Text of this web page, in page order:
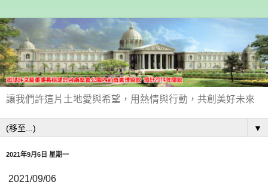
讓我們許這片土地愛與希望，用熱情與行動，共創美好未來
▼
2021年9月6日 星期一
2021/09/06